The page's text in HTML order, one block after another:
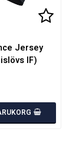
Lägg
Jersey
IF)